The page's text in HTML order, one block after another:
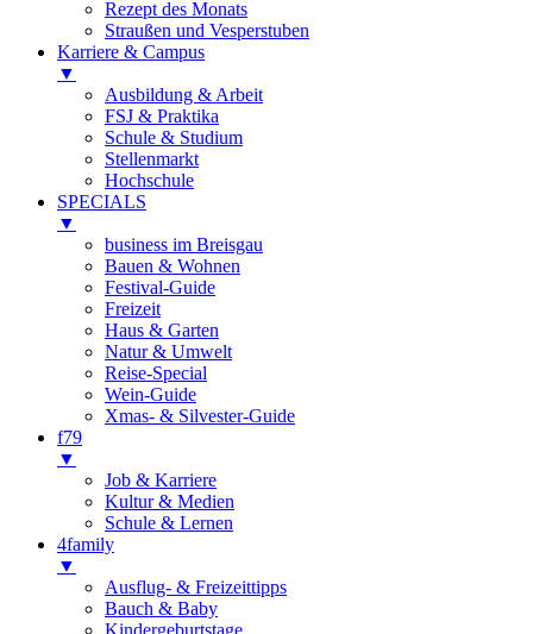
Rezept des Monats
Straußen und Vesperstuben
Karriere & Campus
▼
Ausbildung & Arbeit
FSJ & Praktika
Schule & Studium
Stellenmarkt
Hochschule
SPECIALS
▼
business im Breisgau
Bauen & Wohnen
Festival-Guide
Freizeit
Haus & Garten
Natur & Umwelt
Reise-Special
Wein-Guide
Xmas- & Silvester-Guide
f79
▼
Job & Karriere
Kultur & Medien
Schule & Lernen
4family
▼
Ausflug- & Freizeittipps
Bauch & Baby
Kindergeburtstage